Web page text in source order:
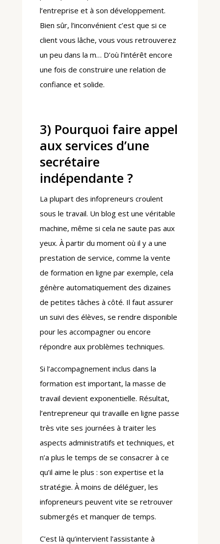
l’entreprise et à son développement.
Bien sûr, l’inconvénient c’est que si ce
client vous lâche, vous vous retrouverez
un peu dans la m… D’où l’intérêt encore
une fois de construire une relation de
confiance et solide.
3) Pourquoi faire appel
aux services d’une
secrétaire
indépendante ?
La plupart des infopreneurs croulent
sous le travail. Un blog est une véritable
machine, même si cela ne saute pas aux
yeux. À partir du moment où il y a une
prestation de service, comme la vente
de formation en ligne par exemple, cela
génère automatiquement des dizaines
de petites tâches à côté. Il faut assurer
un suivi des élèves, se rendre disponible
pour les accompagner ou encore
répondre aux problèmes techniques.
Si l’accompagnement inclus dans la
formation est important, la masse de
travail devient exponentielle. Résultat,
l’entrepreneur qui travaille en ligne passe
très vite ses journées à traiter les
aspects administratifs et techniques, et
n’a plus le temps de se consacrer à ce
qu’il aime le plus : son expertise et la
stratégie. À moins de déléguer, les
infopreneurs peuvent vite se retrouver
submergés et manquer de temps.
C’est là qu’intervient l’assistante à